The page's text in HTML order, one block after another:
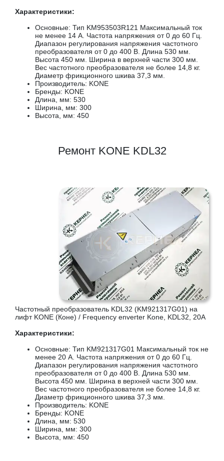
Характеристики:
Основные: Тип KM953503R121 Максимальный ток
не менее 14 А. Частота напряжения от 0 до 60 Гц.
Диапазон регулирования напряжения частотного
преобразователя от 0 до 400 В. Длина 530 мм.
Высота 450 мм. Ширина в верхней части 300 мм.
Вес частотного преобразователя не более 14,8 кг.
Диаметр фрикционного шкива 37,3 мм.
Производитель: KONE
Бренды: KONE
Длина, мм: 530
Ширина, мм: 300
Высота, мм: 450
Ремонт KONE KDL32
Частотный преобразователь KDL32 (KM921317G01) на
лифт KONE (Коне) / Frequency enverter Kone, KDL32, 20A
Характеристики:
Основные: Тип KM921317G01 Максимальный ток не
менее 20 А. Частота напряжения от 0 до 60 Гц.
Диапазон регулирования напряжения частотного
преобразователя от 0 до 400 В. Длина 530 мм.
Высота 450 мм. Ширина в верхней части 300 мм.
Вес частотного преобразователя не более 14,8 кг.
Диаметр фрикционного шкива 37,3 мм.
Производитель: KONE
Бренды: KONE
Длина, мм: 530
Ширина, мм: 300
Высота, мм: 450